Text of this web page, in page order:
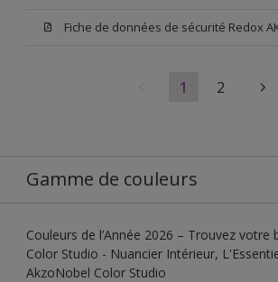
1 2
Gamme de couleurs
Couleurs de l’Année 2026 – Trouvez votre
Color Studio - Nuancier Intérieur,
AkzoNobel Color Studio